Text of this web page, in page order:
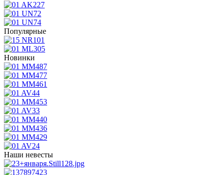
Популярные
Новинки
Наши невесты